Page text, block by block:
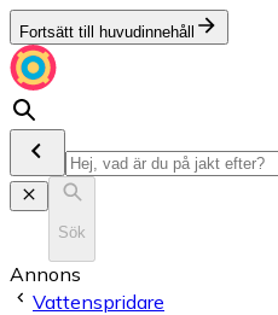
Fortsätt till huvudinnehåll
Sök
Annons
Vattenspridare